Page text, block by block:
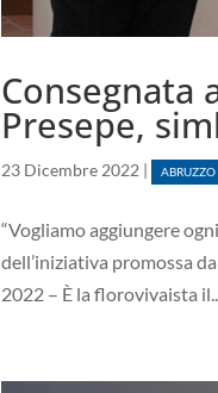
Consegnata
Presepe,
23 Dicembre 2022 | ABRUZZO
“Vogliamo aggiungere
dell’iniziativa promossa
2022 – È la florovivaista